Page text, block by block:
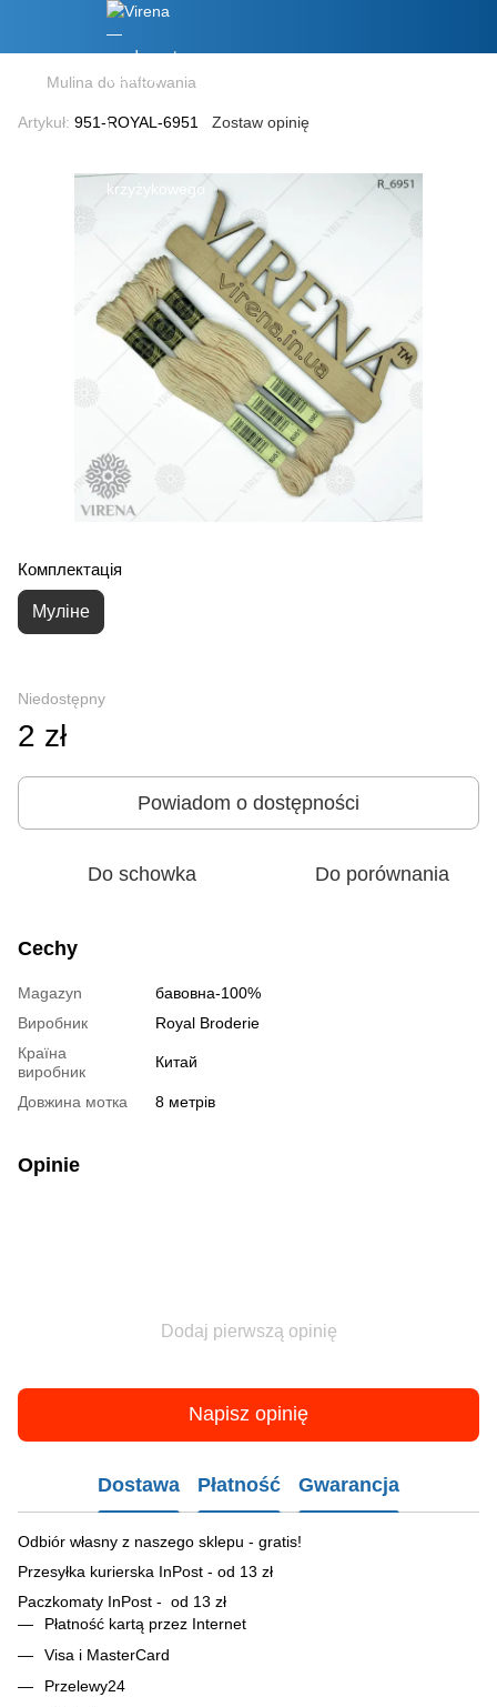
Mulina do haftowania
Artykuł: 951-ROYAL-6951 Zostaw opinię
Комплектація
Муліне
Niedostępny
2 zł
Powiadom o dostępności
Do schowka Do porównania
Cechy
Magazyn
бавовна-100%
Виробник
Royal Broderie
Країна
виробник
Китай
Довжина мотка 8 метрів
Opinie
Dodaj pierwszą opinię
Napisz opinię
Dostawa Płatność Gwarancja
Odbiór własny z naszego sklepu - gratis!
Przesyłka kurierska InPost - od 13 zł
Paczkomaty InPost - od 13 zł
Płatność kartą przez Internet
Visa i MasterCard
Przelewy24